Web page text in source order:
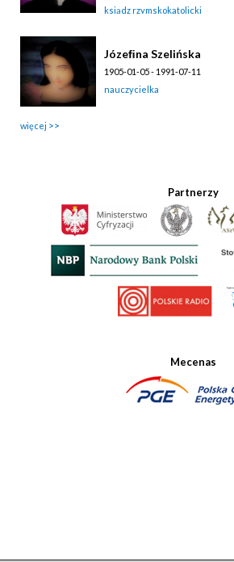
ksiądz rzymskokatolicki
Józeﬁna Szelińska
1905-01-05 - 1991-07-11
nauczycielka
więcej
Partnerzy
Mecenas